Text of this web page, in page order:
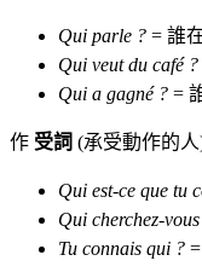
Qui parle ? = 誰
Qui veut du café ?
Qui a gagné ? =
作 受詞 (承受動作的人
Qui est-ce que tu
Qui cherchez-
Tu connais qui ?